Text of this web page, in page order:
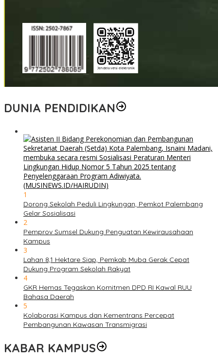
DUNIA PENDIDIKAN
1
Dorong Sekolah Peduli Lingkungan, Pemkot Palembang
Gelar Sosialisasi
2
Pemprov Sumsel Dukung Penguatan Kewirausahaan
Kampus
3
Lahan 8,1 Hektare Siap, Pemkab Muba Gerak Cepat
Dukung Program Sekolah Rakyat
4
GKR Hemas Tegaskan Komitmen DPD RI Kawal RUU
Bahasa Daerah
5
Kolaborasi Kampus dan Kementrans Percepat
Pembangunan Kawasan Transmigrasi
KABAR KAMPUS